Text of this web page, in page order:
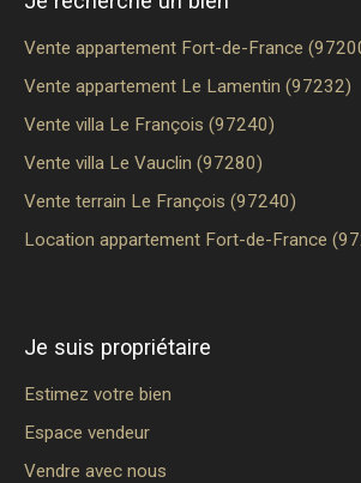
Vente appartement Fort-de-France
Vente appartement Le Lamentin (97232)
Vente villa Le François (97240)
Vente villa Le Vauclin (97280)
Vente terrain Le François (97240)
Location appartement Fort-de-France
Je suis propriétaire
Estimez votre bien
Espace vendeur
Vendre avec nous